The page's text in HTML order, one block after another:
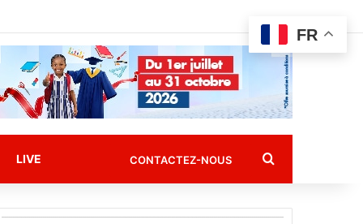
LIVE CONTACTEZ-NOUS Rechercher
FR